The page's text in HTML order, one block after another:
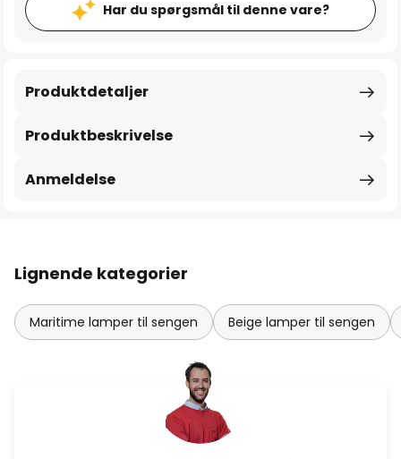
Har du spørgsmål til denne vare?
Produktbeskrivelse
Produktdetaljer
Anmeldelse
Lignende kategorier
Maritime lamper til sengen Beige lamper til sengen